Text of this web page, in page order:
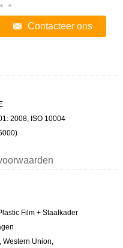
Contacteer ons
2008, ISO 10004
Film + Staalkader
Western Union,